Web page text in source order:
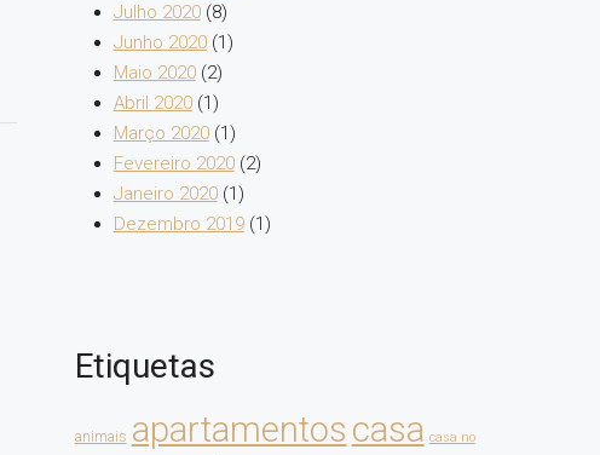
Julho 2020(8)
Junho 2020(1)
Maio 2020(2)
Abril 2020(1)
Março 2020(1)
Fevereiro 2020(2)
Janeiro 2020(1)
Dezembro 2019(1)
Etiquetas
animais apartamentos casa casa no